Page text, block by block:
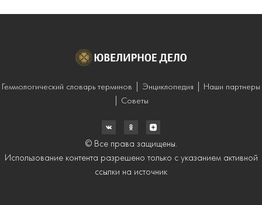
Геммологический словарь терминов Энциклопедия
Наши партнеры
Советы
© Все права защищены.
Использование контента разрешено только с указанием активной
ссылки на источник